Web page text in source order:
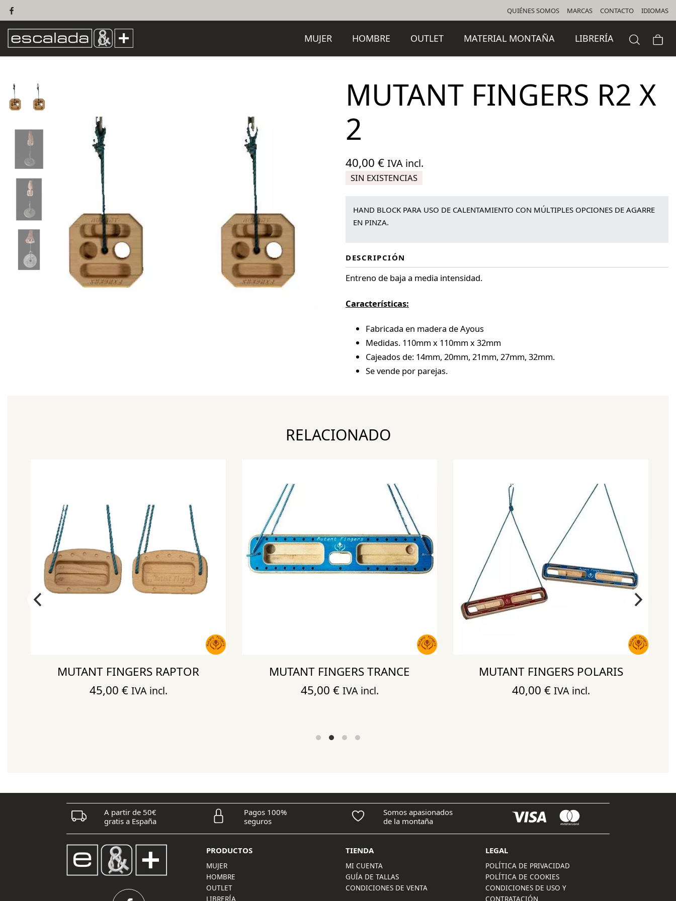
QUIÉNES SOMOS MARCAS CONTACTO IDIOMAS
MUJER HOMBRE OUTLET MATERIAL MONTAÑA LIBRERÍA
MUTANT FINGERS R2 X
2
40,00 € IVA incl.
SIN EXISTENCIAS
HAND BLOCK PARA USO DE CALENTAMIENTO CON MÚLTIPLES OPCIONES DE AGARRE
EN PINZA.
DESCRIPCIÓN
Entreno de baja a media intensidad.
Características:
Fabricada en madera de Ayous
Medidas. 110mm x 110mm x 32mm
Cajeados de: 14mm, 20mm, 21mm, 27mm, 32mm.
Se vende por parejas.
RELACIONADO
MUTANT FINGERS RAPTOR
45,00 € IVA incl.
MUTANT FINGERS TRANCE
45,00 € IVA incl.
MUTANT FINGERS POLARIS
40,00 € IVA incl.
A partir de 50€
gratis a España
Pagos 100%
seguros
Somos apasionados
de la montaña
PRODUCTOS
MUJER
HOMBRE
OUTLET
LIBRERÍA
TIENDA
MI CUENTA
GUÍA DE TALLAS
CONDICIONES DE VENTA
LEGAL
POLÍTICA DE PRIVACIDAD
POLÍTICA DE COOKIES
CONDICIONES DE USO Y
CONTRATACIÓN